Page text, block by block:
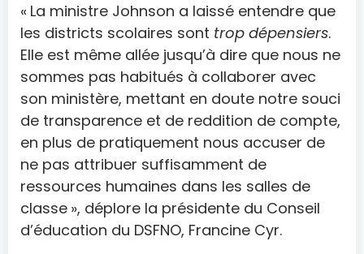
« La ministre Johnson a laissé entendre que
les districts scolaires sont trop dépensiers.
Elle est même allée jusqu’à dire que nous ne
sommes pas habitués à collaborer avec
son ministère, mettant en doute notre souci
de transparence et de reddition de compte,
en plus de pratiquement nous accuser de
ne pas attribuer suffisamment de
ressources humaines dans les salles de
classe », déplore la présidente du Conseil
d’éducation du DSFNO, Francine Cyr.